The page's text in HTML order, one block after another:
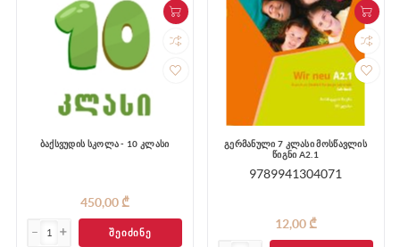
ბაქსვუდის სკოლა - 10 კლასი
450,00 ₾
ᲨᲔᲘᲫᲘᲜᲔ
გერმანული 7 კლასი მოსწავლის
წიგნი A2.1
9789941304071
12,00 ₾